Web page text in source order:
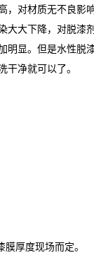
，对材质无不良影响
大下降，对脱漆
显。但是水性脱
干净就可以了。
厚度现场而定。